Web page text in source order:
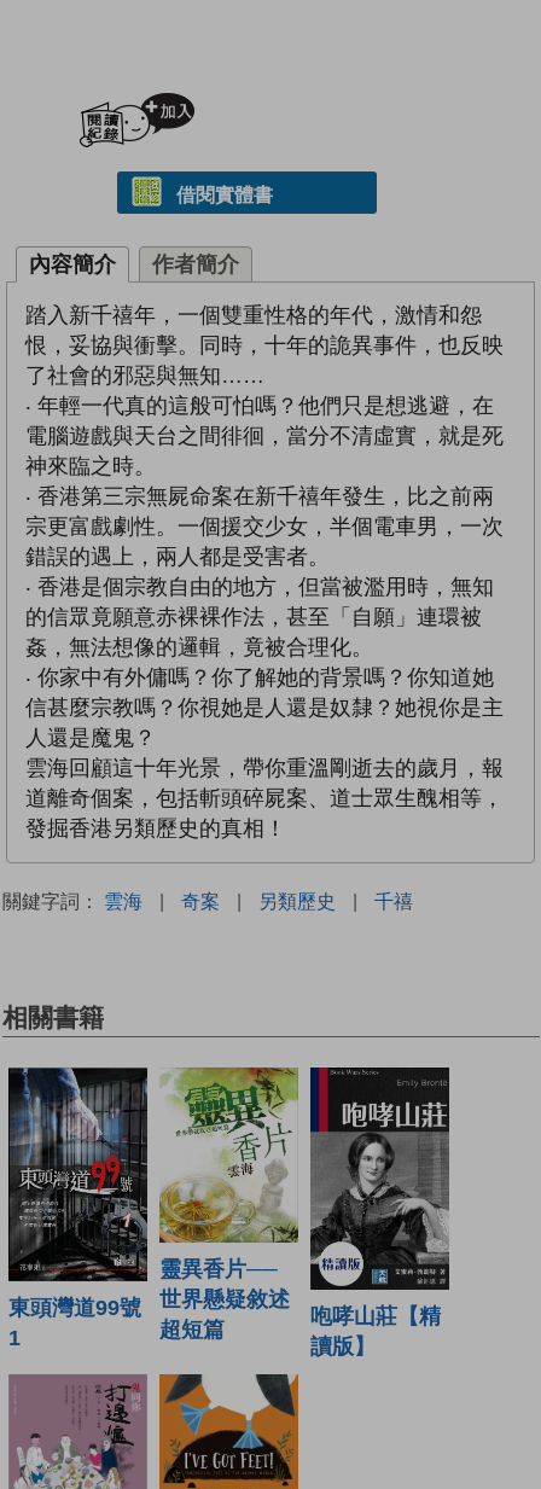
借閱實體書
內容簡介 作者簡介
踏入新千禧年，一個雙重性格的年代，激情和怨
恨，妥協與衝擊。同時，十年的詭異事件，也反映
了社會的邪惡與無知……
‧ 年輕一代真的這般可怕嗎？他們只是想逃避，在
電腦遊戲與天台之間徘徊，當分不清虛實，就是死
神來臨之時。
‧ 香港第三宗無屍命案在新千禧年發生，比之前兩
宗更富戲劇性。一個援交少女，半個電車男，一次
錯誤的遇上，兩人都是受害者。
‧ 香港是個宗教自由的地方，但當被濫用時，無知
的信眾竟願意赤裸裸作法，甚至「自願」連環被
姦，無法想像的邏輯，竟被合理化。
‧ 你家中有外傭嗎？你了解她的背景嗎？你知道她
信甚麼宗教嗎？你視她是人還是奴隸？她視你是主
人還是魔鬼？
雲海回顧這十年光景，帶你重溫剛逝去的歲月，報
道離奇個案，包括斬頭碎屍案、道士眾生醜相等，
發掘香港另類歷史的真相！
關鍵字詞： 雲海 | 奇案 | 另類歷史 | 千禧
相關書籍
東頭灣道99號
1
靈異香片──
世界懸疑敘述
超短篇
咆哮山莊【精
讀版】